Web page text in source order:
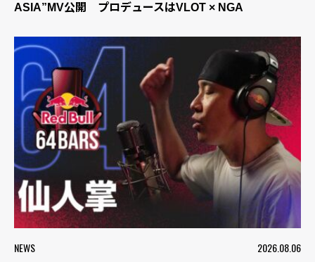
ASIA”MV公開 プロデュースはVLOT × NGA
NEWS 2026.08.06